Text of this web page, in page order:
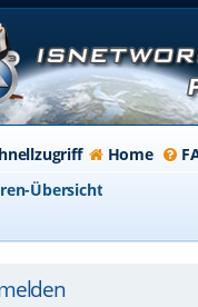
Home
Übersicht